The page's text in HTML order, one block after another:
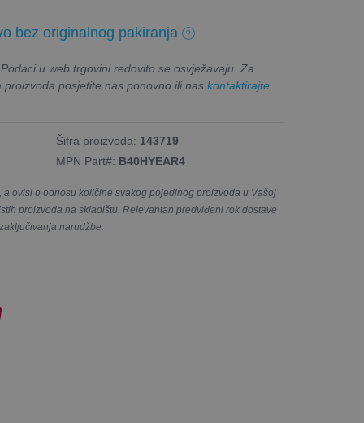
bez originalnog pakiranja
u web trgovini redovito se osvježavaju. Za
posjetite nas ponovno ili nas kontaktirajte
Šifra proizvoda: 143719
MPN Part#: B40HYEAR4
ovisi o odnosu količine svakog pojedinog proizvoda u Vašoj
proizvoda na skladištu. Relevantan predviđeni rok dostave
narudžbe.